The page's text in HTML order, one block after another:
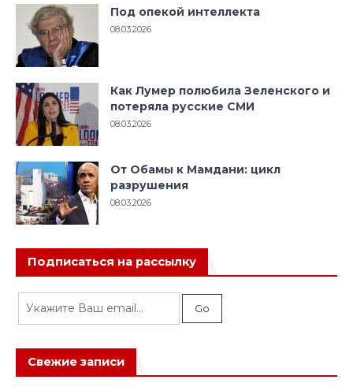
Под опекой интеллекта
08.03.2026
Как Лумер полюбила Зеленского и
потеряла русские СМИ
08.03.2026
От Обамы к Мамдани: цикл
разрушения
08.03.2026
Подписаться на рассылку
Свежие записи